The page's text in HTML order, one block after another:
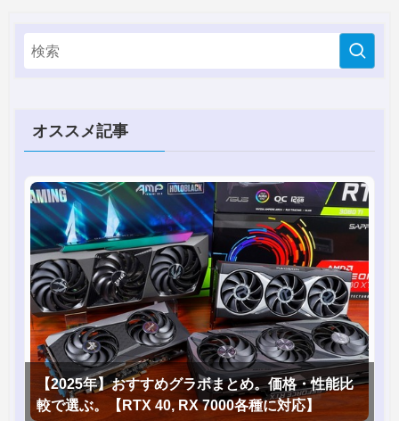
オススメ記事
【2025年】おすすめグラボまとめ。価格・性能比
較で選ぶ。【RTX 40, RX 7000各種に対応】